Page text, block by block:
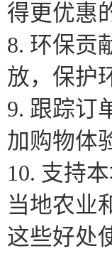
得更优惠
8. 环保贡
放，保护
9. 跟踪订
加购物体
10. 支持
当地农业
这些好处